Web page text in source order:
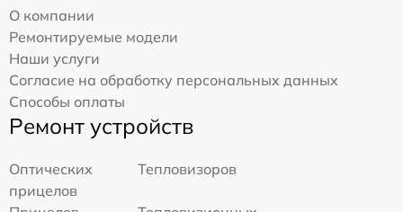
О компании
Ремонтируемые модели
Наши услуги
Согласие на обработку персональных данных
Способы оплаты
Ремонт устройств
Оптических
прицелов
Тепловизоров